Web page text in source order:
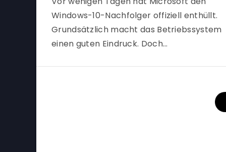
Windows-10-Nachfolger offiziell enthüllt.
Grundsätzlich macht das Betriebssystem
einen guten Eindruck. Doch…